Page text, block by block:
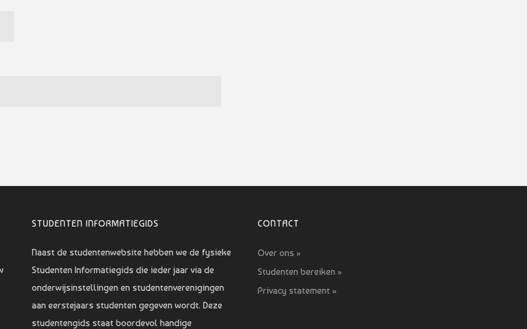
STUDENTEN INFORMATIEGIDS
Naast de studentenwebsite hebben we de fysieke
Studenten Informatiegids die ieder jaar via de
onderwijsinstellingen en studentenverenigingen
aan eerstejaars studenten gegeven wordt. Deze
studentengids staat boordevol handige
CONTACT
Over ons »
Studenten bereiken »
Privacy statement »